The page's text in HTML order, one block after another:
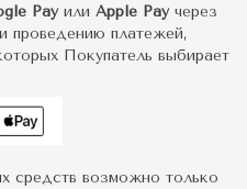
Pay или Apple Payчерез
проведению платежей,
Покупатель выбирает
средств возможно только